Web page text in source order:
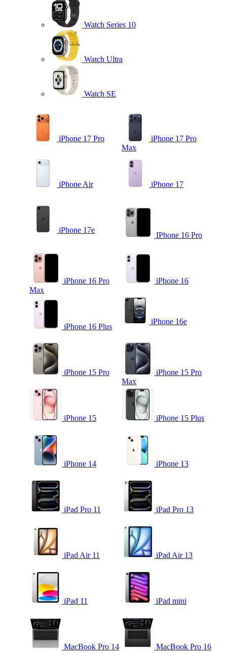
Watch Series 10
Watch Ultra
Watch SE
iPhone 17 Pro
iPhone 17 Pro
Max
iPhone Air iPhone 17
iPhone 17e
IPhone 16 Pro
iPhone 16 Pro
Max
iPhone 16
iPhone 16 Plus
iPhone 16e
iPhone 15 Pro
iPhone 15 Pro
Max
iPhone 15 iPhone 15 Plus
iPhone 14 iPhone 13
iPad Pro 11 iPad Pro 13
iPad Air 11 iPad Air 13
iPad 11 iPad mini
MacBook Pro 14 MacBook Pro 16